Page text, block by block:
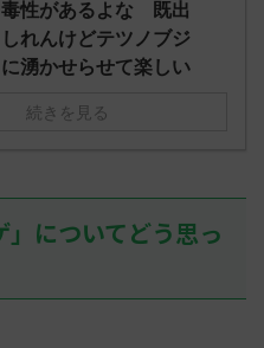
性があるよな 既出
れんけどテツノブジ
湧かせらせて楽しい
続きを見る
についてどう思っ